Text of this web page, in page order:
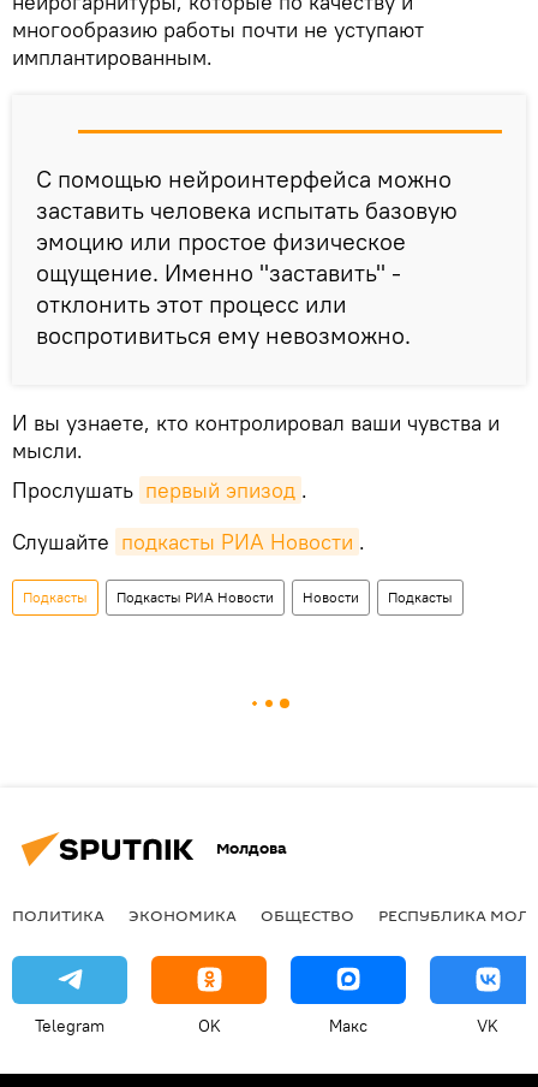
многообразию работы почти не уступают
имплантированным.
С помощью нейроинтерфейса можно
заставить человека испытать базовую
эмоцию или простое физическое
ощущение. Именно "заставить" -
отклонить этот процесс или
воспротивиться ему невозможно.
И вы узнаете, кто контролировал ваши чувства и
мысли.
Прослушать первый эпизод .
Слушайте подкасты РИА Новости .
Подкасты Подкасты РИА Новости Новости Подкасты
Молдова
ПОЛИТИКА ЭКОНОМИКА ОБЩЕСТВО РЕСПУБЛИКА
Telegram OK Макс VK